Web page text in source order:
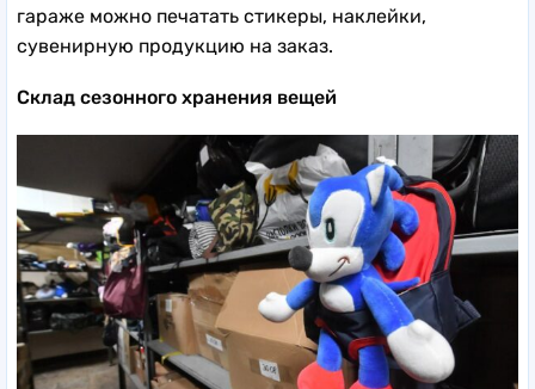
гараже можно печатать стикеры, наклейки,
сувенирную продукцию на заказ.
Склад сезонного хранения вещей